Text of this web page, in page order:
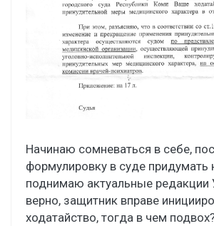
Начинаю сомневаться в себе,
формулировку в суде придумать
поднимаю актуальные
верно, защитник вправе
ходатайство, тогда в чем